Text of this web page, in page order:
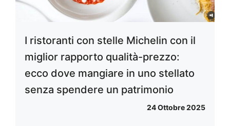
I ristoranti con stelle Michelin con il
miglior rapporto qualità-prezzo:
ecco dove mangiare in uno stellato
senza spendere un patrimonio
24 Ottobre 2025